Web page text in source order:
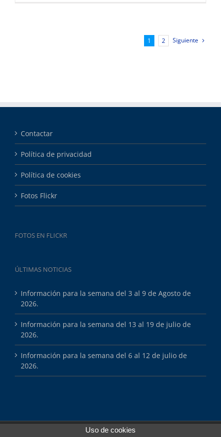
1 2 Siguiente
Contactar
Política de privacidad
Política de cookies
Fotos Flickr
FOTOS EN FLICKR
ÚLTIMAS NOTICIAS
Información para la semana del 3 al 9 de Agosto de
2026.
Información para la semana del 13 al 19 de julio de
2026.
Información para la semana del 6 al 12 de julio de
2026.
Copyright 2025 Esports Màsters
Uso de cookies